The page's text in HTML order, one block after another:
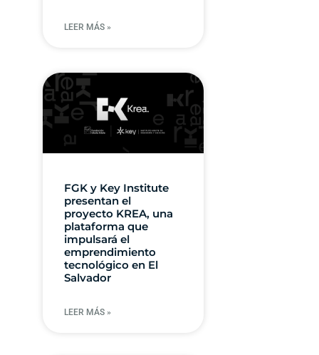
LEER MÁS »
FGK y Key Institute
presentan el
proyecto KREA, una
plataforma que
impulsará el
emprendimiento
tecnológico en El
Salvador
LEER MÁS »